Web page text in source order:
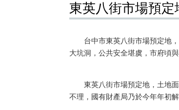
東英八街市場預
台中市東英八街市場預定地，
大坑洞，公共安全堪虞，市府頃
東英八街市場預定地，土地面
不理，國有財產局乃於今年年初